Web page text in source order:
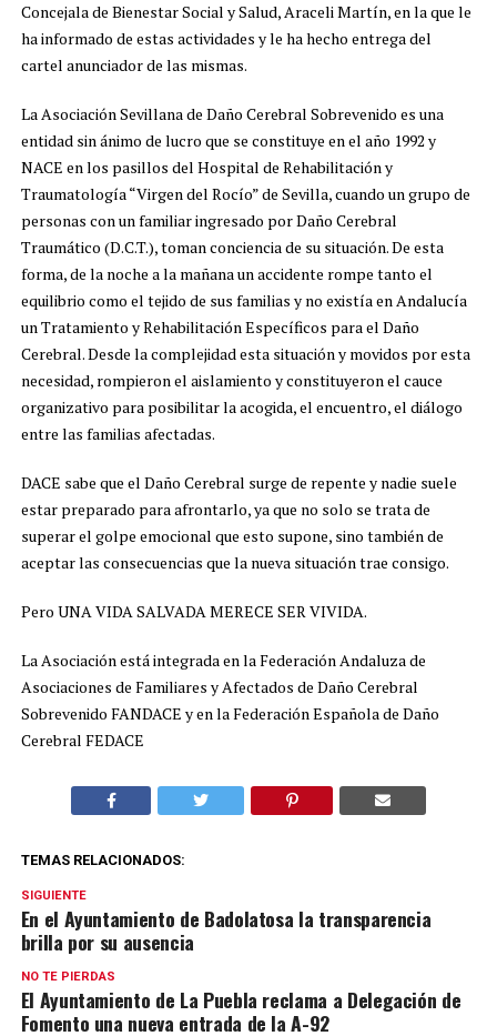
Concejala de Bienestar Social y Salud, Araceli Martín, en la que le
ha informado de estas actividades y le ha hecho entrega del
cartel anunciador de las mismas.
La Asociación Sevillana de Daño Cerebral Sobrevenido es una
entidad sin ánimo de lucro que se constituye en el año 1992 y
NACE en los pasillos del Hospital de Rehabilitación y
Traumatología “Virgen del Rocío” de Sevilla, cuando un grupo de
personas con un familiar ingresado por Daño Cerebral
Traumático (D.C.T.), toman conciencia de su situación. De esta
forma, de la noche a la mañana un accidente rompe tanto el
equilibrio como el tejido de sus familias y no existía en Andalucía
un Tratamiento y Rehabilitación Específicos para el Daño
Cerebral. Desde la complejidad esta situación y movidos por esta
necesidad, rompieron el aislamiento y constituyeron el cauce
organizativo para posibilitar la acogida, el encuentro, el diálogo
entre las familias afectadas.
DACE sabe que el Daño Cerebral surge de repente y nadie suele
estar preparado para afrontarlo, ya que no solo se trata de
superar el golpe emocional que esto supone, sino también de
aceptar las consecuencias que la nueva situación trae consigo.
Pero UNA VIDA SALVADA MERECE SER VIVIDA.
La Asociación está integrada en la Federación Andaluza de
Asociaciones de Familiares y Afectados de Daño Cerebral
Sobrevenido FANDACE y en la Federación Española de Daño
Cerebral FEDACE
TEMAS RELACIONADOS:
SIGUIENTE
En el Ayuntamiento de Badolatosa la transparencia
brilla por su ausencia
NO TE PIERDAS
El Ayuntamiento de La Puebla reclama a Delegación de
Fomento una nueva entrada de la A-92